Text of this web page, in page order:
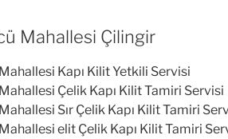
Mahallesi Çilingir
Kapı Kilit Yetkili Servisi
Çelik Kapı Kilit Tamiri Servisi
Sır Çelik Kapı Kilit Tamiri
elit Çelik Kapı Kilit Tamiri